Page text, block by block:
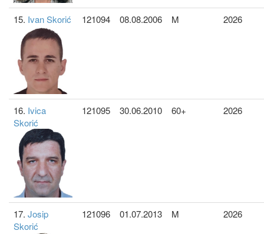
15. Ivan Skorić 121094 08.08.2006 M 2026
16. Ivica
Skorić
121095 30.06.2010 60+ 2026
17. Josip
Skorić
121096 01.07.2013 M 2026